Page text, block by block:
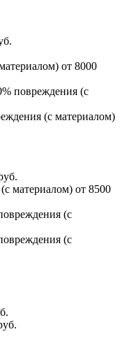
от 8000
повреждения (с
(с материалом)
материалом) от 8500
(с
(с